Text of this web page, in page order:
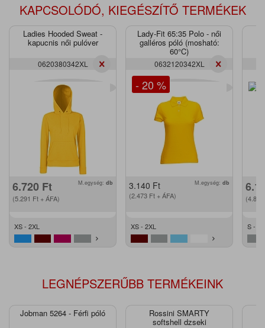
KAPCSOLÓDÓ, KIEGÉSZÍTŐ TERMÉKEK
Ladies Hooded Sweat -
kapucnis női pulóver
0620380342XL
6.720 Ft
(5.291 Ft + ÁFA)
M.egység: db
XS - 2XL
Lady-Fit 65:35 Polo - női
galléros póló (mosható:
60°C)
0632120342XL
- 20 %
3.140 Ft
(2.473 Ft + ÁFA)
M.egység: db
XS - 2XL
(4.873
S -
LEGNÉPSZERŰBB TERMÉKEINK
Jobman 5264 - Férfi póló Rossini SMARTY
softshell dzseki